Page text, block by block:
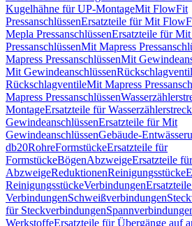
Kugelhähne für UP-MontageMit FlowFit
PressanschlüssenErsatzteile für Mit
Mepla PressanschlüssenErsatzteile für
PressanschlüssenMit Mapress
Mapress PressanschlüssenMit
Mit Gewindeanschlüssen
RückschlagventileMit Mapress
Mapress Pressanschlüssen
MontageErsatzteile für
GewindeanschlüssenErsatzteile für Mit
GewindeanschlüssenGebäude-
db20RohreFormstückeErsatzteile für
FormstückeBögenAbzweigeErsatzteile für
AbzweigeReduktionenReinigungsstücke
ReinigungsstückeVerbindungen
VerbindungenSchweißverbindungen
für Steckverbindungen
WerkstoffeErsatzteile für Übergänge auf